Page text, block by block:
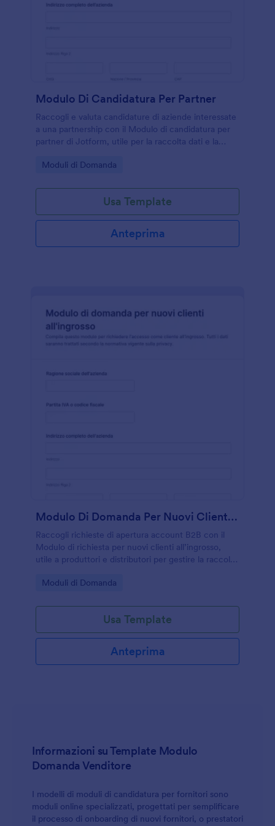
Modulo Di Candidatura Per Partner
Raccogli e valuta candidature di aziende interessate
a una partnership con il Modulo di candidatura per
partner di Jotform, utile per la raccolta dati e la
Go to Category:
Moduli di Domanda
Usa Template
Anteprima
Modulo Di Domanda Per Nuovi Clienti All'ingrosso
Raccogli richieste di apertura account B2B con il
Modulo di richiesta per nuovi clienti all’ingrosso,
utile a produttori e distributori per gestire la raccolta
Jotform.
Go to Category:
Moduli di Domanda
Usa Template
Anteprima
Informazioni su Template Modulo
Domanda Venditore
I modelli di moduli di candidatura per fornitori sono
moduli online specializzati, progettati per semplificare
il processo di onboarding di nuovi fornitori, o prestatori